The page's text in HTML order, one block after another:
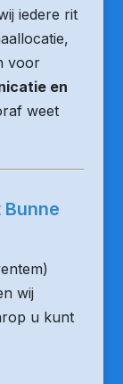
iedere rit
voor
en
weet
wij
u kunt